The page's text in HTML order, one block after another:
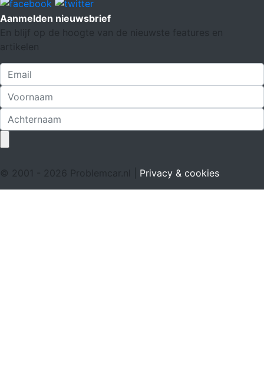
Aanmelden nieuwsbrief
En blijf op de hoogte van de nieuwste features en
artikelen
© 2001 - 2026 Problemcar.nl | Privacy & cookies